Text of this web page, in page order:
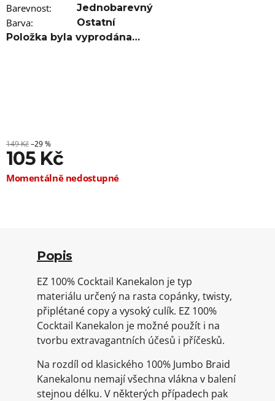
Barevnost: Jednobarevný
Barva:
Ostatní
Položka byla vyprodána…
149 Kč–29 %
105 Kč
Měrná
Momentálně nedostupné
Popis
EZ 100% Cocktail Kanekalon je typ
materiálu určený na rasta copánky, twisty,
připlétané copy a vysoký culík. EZ 100%
Cocktail Kanekalon je možné použít i na
tvorbu extravagantních účesů i příčesků.
Na rozdíl od klasického 100% Jumbo Braid
Kanekalonu nemají všechna vlákna v balení
stejnou délku. V některých případech pak